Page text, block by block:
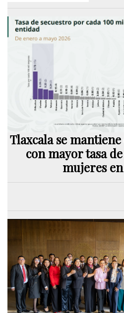
Tlaxcala se
con mayor tasa
mujeres